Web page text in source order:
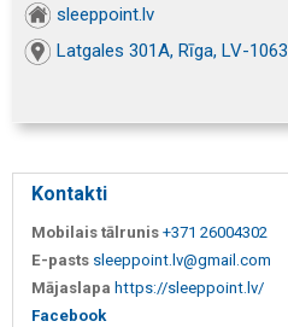
sleeppoint.lv
Latgales 301A, Rīga, LV-1063
Kontakti
Mobilais tālrunis +371 26004302
E-pasts sleeppoint.lv@gmail.com
Mājaslapa https://sleeppoint.lv/
Facebook